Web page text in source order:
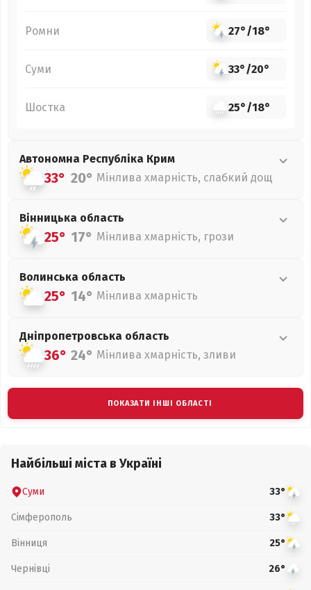
Ромни 27°/18°
Суми 33°/20°
Шостка 25°/18°
Автономна Республіка Крим
33° 20° Мінлива хмарність, слабкий дощ
Вінницька область
25° 17° Мінлива хмарність, грози
Волинська область
25° 14° Мінлива хмарність
Дніпропетровська область
36° 24° Мінлива хмарність, зливи
ПОКАЗАТИ ІНШІ ОБЛАСТІ
Найбільші міста в Україні
Суми 33°
Сімферополь 33°
Вінниця 25°
Чернівці 26°